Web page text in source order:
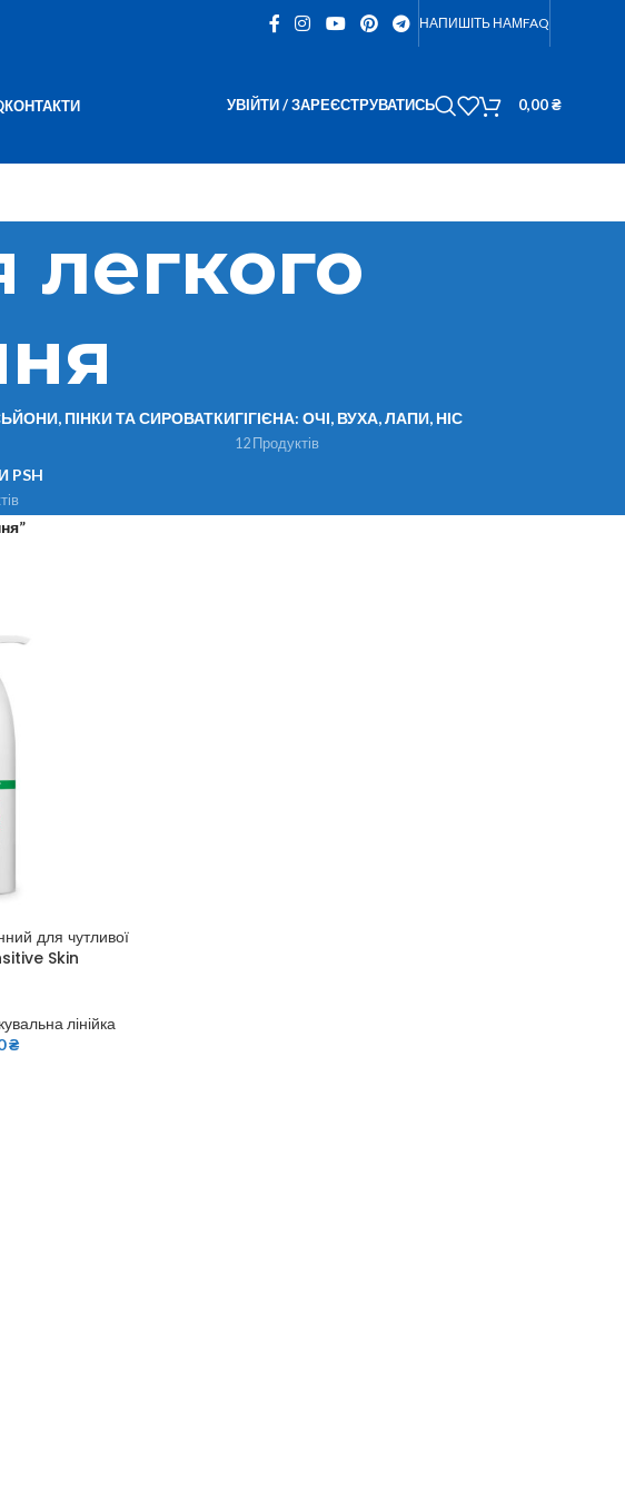
НАПИШІТЬ НАМFAQ
КОНТАКТИ УВІЙТИ / ЗАРЕЄСТРУВАТИСЬ 0,00₴
легкого
ПІНКИ ТА СИРОВАТКИГІГІЄНА: ОЧІ, ВУХА, ЛАПИ, НІС
12 Продуктів
PSH
для чутливої
Skin
лінійка
₴